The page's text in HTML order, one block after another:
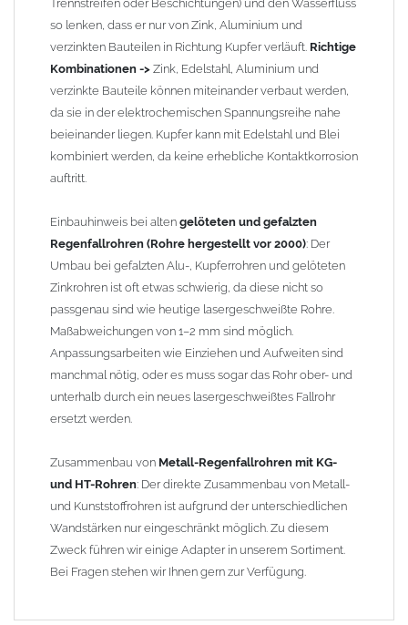
Rohren: Der direkte Zusammenbau von Metall- und
Kunststoffrohren ist aufgrund der unterschiedlichen
Wandstärken nur eingeschränkt möglich. Zu diesem Zweck
führen wir einige Adapter in unserem Sortiment. Bei Fragen
stehen wir Ihnen gern zur Verfügung.
Trennstreifen oder Beschichtungen) und den Wasserfluss
so lenken, dass er nur von Zink, Aluminium und
verzinkten Bauteilen in Richtung Kupfer verläuft. Richtige
Kombinationen -> Zink, Edelstahl, Aluminium und
verzinkte Bauteile können miteinander verbaut werden,
da sie in der elektrochemischen Spannungsreihe nahe
beieinander liegen. Kupfer kann mit Edelstahl und Blei
kombiniert werden, da keine erhebliche Kontaktkorrosion
auftritt.
Einbauhinweis bei alten gelöteten und gefalzten
Regenfallrohren (Rohre hergestellt vor 2000): Der
Umbau bei gefalzten Alu-, Kupferrohren und gelöteten
Zinkrohren ist oft etwas schwierig, da diese nicht so
passgenau sind wie heutige lasergeschweißte Rohre.
Maßabweichungen von 1–2 mm sind möglich.
Anpassungsarbeiten wie Einziehen und Aufweiten sind
manchmal nötig, oder es muss sogar das Rohr ober- und
unterhalb durch ein neues lasergeschweißtes Fallrohr
ersetzt werden.
Zusammenbau von Metall-Regenfallrohren mit KG-
und HT-Rohren: Der direkte Zusammenbau von Metall-
und Kunststoffrohren ist aufgrund der unterschiedlichen
Wandstärken nur eingeschränkt möglich. Zu diesem
Zweck führen wir einige Adapter in unserem Sortiment.
Bei Fragen stehen wir Ihnen gern zur Verfügung.